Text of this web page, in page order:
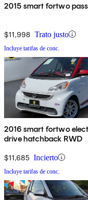
2015 smart fortwo
$11,998 Trato justo
Incluye tarifas de conc.
2016 smart fortwo
drive hatchback RWD
$11,685 Incierto
Incluye tarifas de conc.